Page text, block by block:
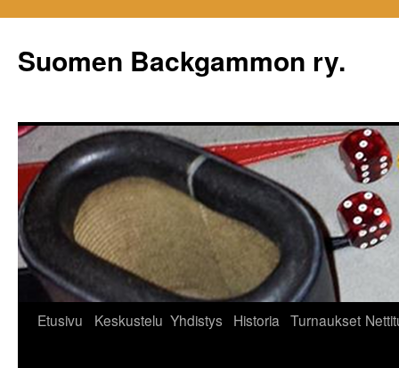
Suomen Backgammon ry.
Etusivu Keskustelu Yhdistys Historia Turnaukset